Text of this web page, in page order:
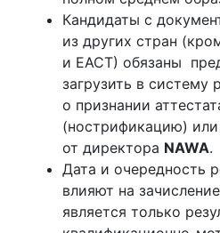
Кандидаты с
из других стран
и ЕАСТ) обязаны
загрузить в систему
о признании
(нострификацию)
от директора NAWA.
Дата и очередность
влияют на
является только